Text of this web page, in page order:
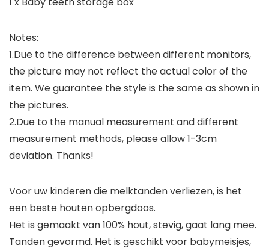
Notes:
1.Due to the difference between different monitors,
the picture may not reflect the actual color of the
item. We guarantee the style is the same as shown in
the pictures.
2.Due to the manual measurement and different
measurement methods, please allow 1-3cm
deviation. Thanks!
Voor uw kinderen die melktanden verliezen, is het
een beste houten opbergdoos.
Het is gemaakt van 100% hout, stevig, gaat lang mee.
Tanden gevormd. Het is geschikt voor babymeisjes,